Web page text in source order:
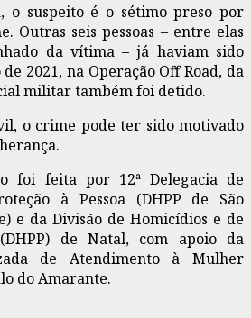
o suspeito é o sétimo preso por
Outras seis pessoas – entre elas
da vítima – já haviam sido
2021, na Operação Off Road, da
militar também foi detido.
o crime pode ter sido motivado
foi feita por 12ª Delegacia de
à Pessoa (DHPP de São
e da Divisão de Homicídios e de
de Natal, com apoio da
de Atendimento à Mulher
do Amarante.